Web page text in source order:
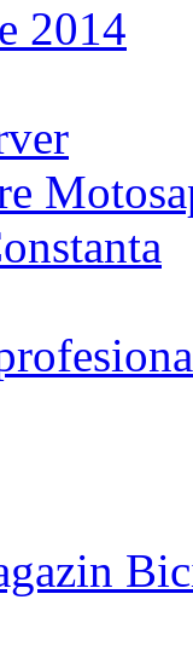
2014